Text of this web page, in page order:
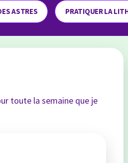
ASTRES PRATIQUER LA
toute la semaine que je